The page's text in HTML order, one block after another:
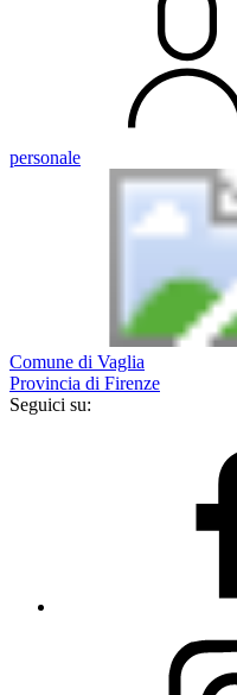
personale
Comune di Vaglia
Provincia di Firenze
Seguici su: